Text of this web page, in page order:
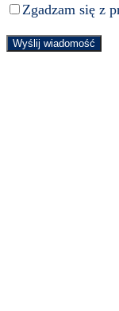
Zgadzam się z